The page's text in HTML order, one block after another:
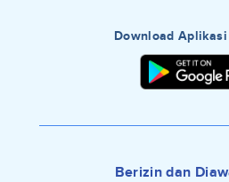
Download
Berizin dan